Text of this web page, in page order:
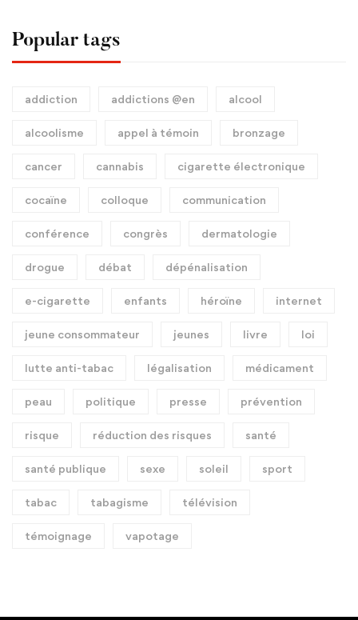
Popular tags
addiction addictions @en alcool
alcoolisme appel à témoin bronzage
cancer cannabis cigarette électronique
cocaïne colloque communication
conférence congrès dermatologie
drogue débat dépénalisation
e-cigarette enfants héroïne internet
jeune consommateur jeunes livre loi
lutte anti-tabac légalisation médicament
peau politique presse prévention
risque réduction des risques santé
santé publique sexe soleil sport
tabac tabagisme télévision
témoignage vapotage